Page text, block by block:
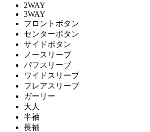
2WAY
3WAY
フロントボタン
センターボタン
サイドボタン
ノースリーブ
パフスリーブ
ワイドスリーブ
フレアスリーブ
ガーリー
大人
半袖
長袖